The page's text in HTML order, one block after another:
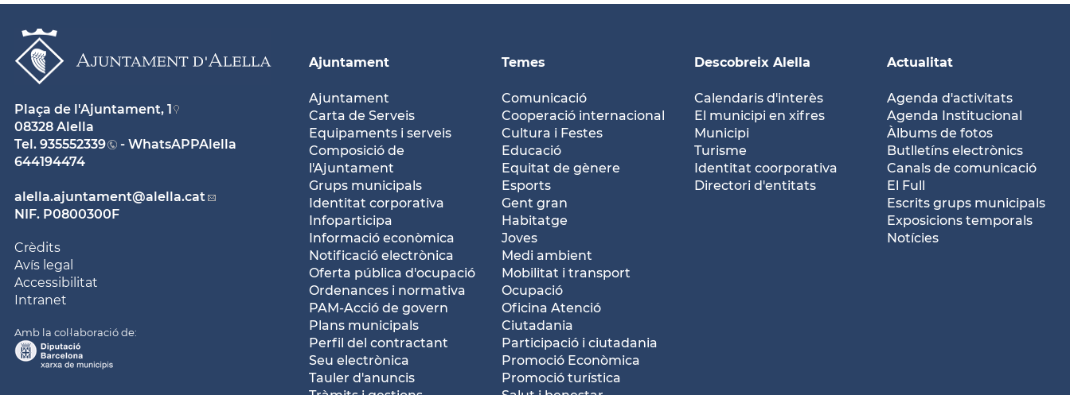
Ajuntament
Ajuntament
Carta de Serveis
Equipaments i serveis
Composició de
l'Ajuntament
Grups municipals
Identitat corporativa
Infoparticipa
Informació econòmica
Notificació electrònica
Oferta pública d'ocupació
Ordenances i normativa
PAM-Acció de govern
Plans municipals
Perfil del contractant
Seu electrònica
Tauler d'anuncis
Temes
Comunicació
Cooperació internacional
Cultura i Festes
Educació
Equitat de gènere
Esports
Gent gran
Habitatge
Joves
Medi ambient
Mobilitat i transport
Ocupació
Oficina Atenció
Ciutadania
Participació i ciutadania
Promoció Econòmica
Promoció turística
Descobreix Alella
Calendaris d'interès
El municipi en xifres
Municipi
Turisme
Identitat coorporativa
Directori d'entitats
Actualitat
Agenda d'activitats
Agenda Institucional
Àlbums de fotos
Butlletíns electrònics
Canals de comunicació
El Full
Escrits grups municipals
Exposicions temporals
Notícies
Plaça de l'Ajuntament, 1
08328 Alella
Tel. 935552339
- WhatsAPPAlella
644194474
alella.ajuntament@alella.cat
NIF. P0800300F
Crèdits
Avís legal
Accessibilitat
Intranet
Amb la col·laboració de: